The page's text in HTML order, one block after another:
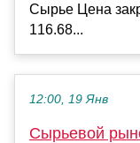
Сырье Цена
116.68...
12:00, 19 Янв
Сырьевой